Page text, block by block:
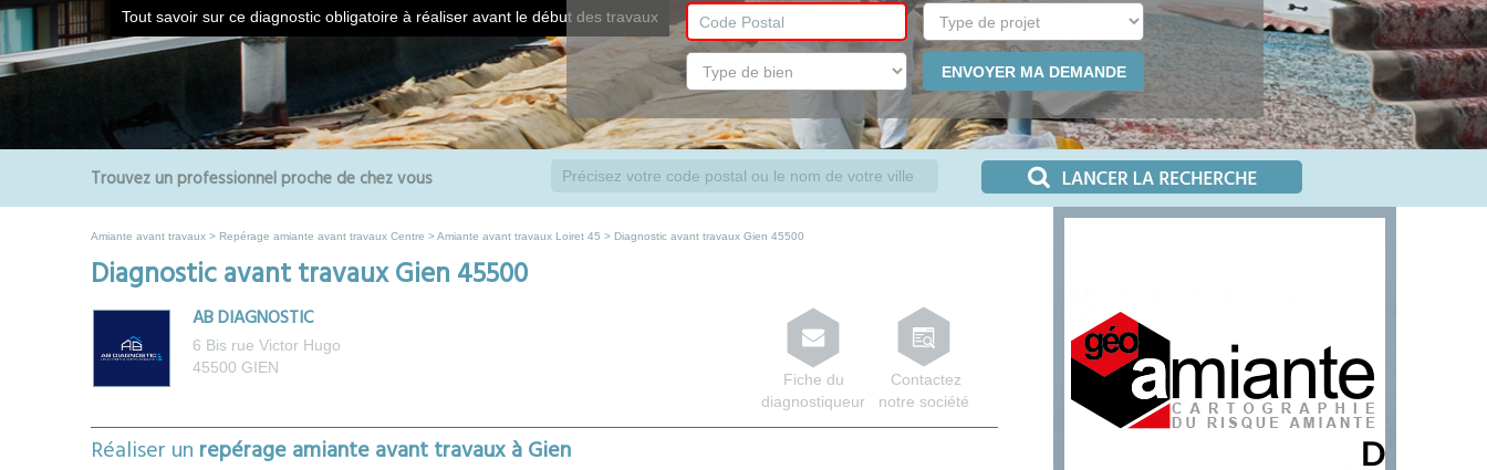
Tout savoir sur ce diagnostic obligatoire à réaliser avant le début des travaux
Trouvez un professionnel proche de chez vous
Amiante avant travaux > Repérage amiante avant travaux Centre >Amiante avant travaux Loiret 45 > Diagnostic avant travaux Gien 45500
Diagnostic avant travaux Gien 45500
AB DIAGNOSTIC
6 Bis rue Victor Hugo
45500 GIEN
Contactez
notre société
Fiche du
diagnostiqueur
Réaliser un repérage amiante avant travaux à Gien